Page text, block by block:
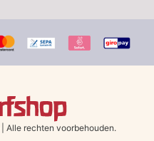
Alle rechten voorbehouden.